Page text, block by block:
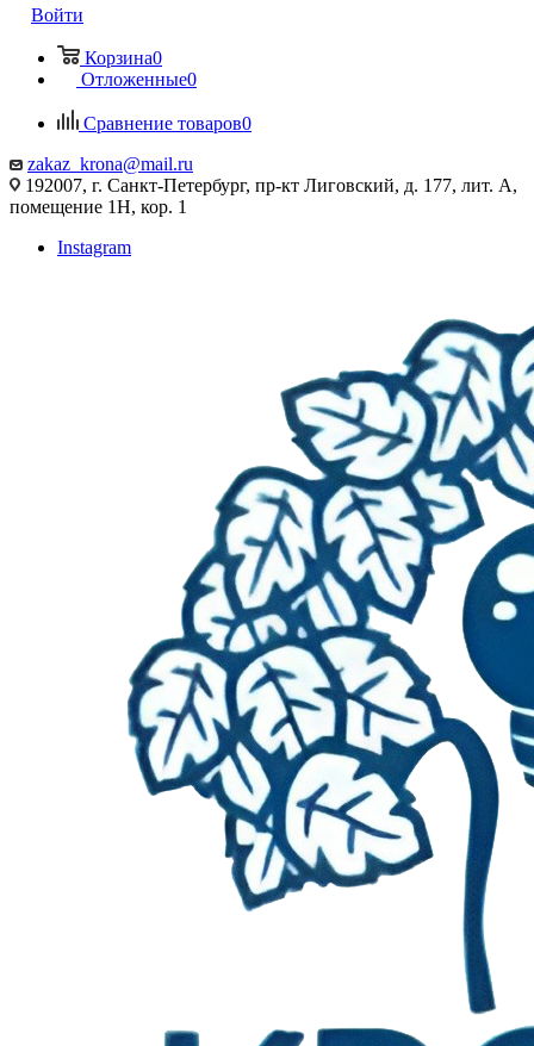
Войти
Корзина0
Отложенные0
Сравнение товаров0
zakaz_krona@mail.ru
192007, г. Санкт-Петербург, пр-кт Лиговский, д. 177, лит. А,
помещение 1Н, кор. 1
Instagram